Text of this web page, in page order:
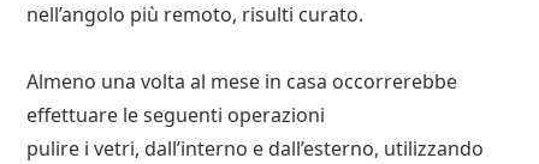
nell’angolo più remoto, risulti curato.
Almeno una volta al mese in casa occorrerebbe
effettuare le seguenti operazioni
pulire i vetri, dall’interno e dall’esterno, utilizzando